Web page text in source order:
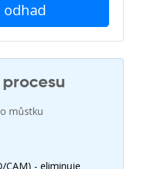
můstku
CAM) - eliminuje